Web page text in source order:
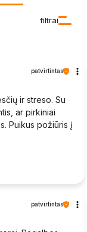
filtrai
patvirtintas
ir streso. Su
ar pirkiniai
Puikus požiūris į
patvirtintas